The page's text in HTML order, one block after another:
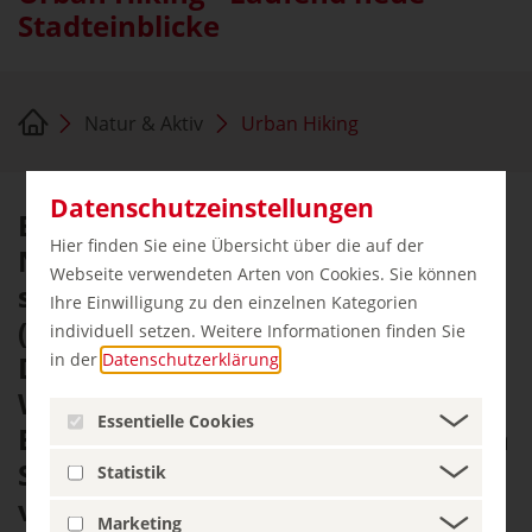
Datenschutzeinstellungen
Hier finden Sie eine Übersicht über die auf der
Webseite verwendeten Arten von Cookies. Sie können
Ihre Einwilligung zu den einzelnen Kategorien
individuell setzen. Weitere Informationen finden Sie
in der Datenschutzerklärung
Essentielle Cookies
Statistik
Marketing
Stadteinblicke
Natur & Aktiv Urban Hiking
Beim Urban Hiking streifen
Neugierige nicht durch die Natur,
sondern durch den
(Vor-)Stadtdschungel. Der Clou:
Diese immer beliebtere Form des
Wanderns verbindet sportliche
Betätigung mit der Erkundung von
Sehenswürdigkeiten und
verträumten Stadtvierteln.